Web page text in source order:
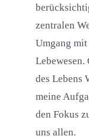
zentralen
Umgang mit
Lebewesen.
des Lebens
meine
den Fokus
uns allen.